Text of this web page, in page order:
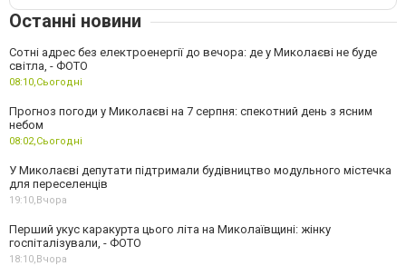
Останні новини
Сотні адрес без електроенергії до вечора: де у Миколаєві не буде
світла, - ФОТО
08:10, Сьогодні
Прогноз погоди у Миколаєві на 7 серпня: спекотний день з ясним
небом
08:02, Сьогодні
У Миколаєві депутати підтримали будівництво модульного містечка
для переселенців
19:10, Вчора
Перший укус каракурта цього літа на Миколаївщині: жінку
госпіталізували, - ФОТО
18:10, Вчора